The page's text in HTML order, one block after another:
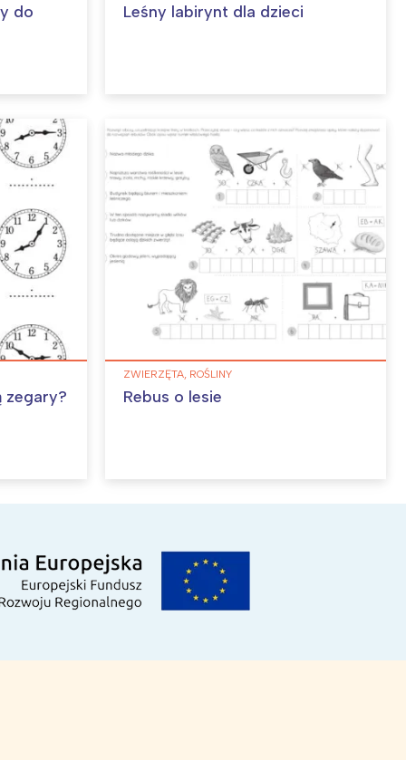
do Leśny labirynt dla dzieci
zegary?
ZWIERZĘTA, ROŚLINY
Rebus o lesie